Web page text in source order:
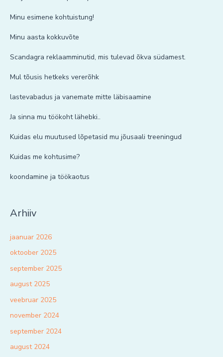
Minu esimene kohtuistung!
Minu aasta kokkuvõte
Scandagra reklaamminutid, mis tulevad õkva südamest.
Mul tõusis hetkeks vererõhk
lastevabadus ja vanemate mitte läbisaamine
Ja sinna mu töökoht lähebki..
Kuidas elu muutused lõpetasid mu jõusaali treeningud
Kuidas me kohtusime?
koondamine ja töökaotus
Arhiiv
jaanuar 2026
oktoober 2025
september 2025
august 2025
veebruar 2025
november 2024
september 2024
august 2024